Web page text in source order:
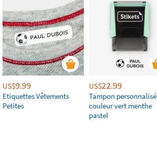
US$9.99
Etiquettes Vêtements
Petites
US$22.99
Tampon personnalisé
couleur vert menthe
pastel